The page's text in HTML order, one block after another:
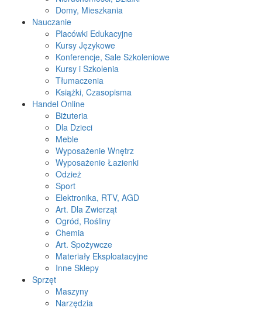
Domy, Mieszkania
Nauczanie
Placówki Edukacyjne
Kursy Językowe
Konferencje, Sale Szkoleniowe
Kursy i Szkolenia
Tłumaczenia
Książki, Czasopisma
Handel Online
Biżuteria
Dla Dzieci
Meble
Wyposażenie Wnętrz
Wyposażenie Łazienki
Odzież
Sport
Elektronika, RTV, AGD
Art. Dla Zwierząt
Ogród, Rośliny
Chemia
Art. Spożywcze
Materiały Eksploatacyjne
Inne Sklepy
Sprzęt
Maszyny
Narzędzia